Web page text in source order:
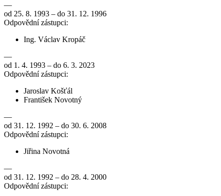
—
od 25. 8. 1993 – do 31. 12. 1996
Odpovědní zástupci:
Ing. Václav Kropáč
—
od 1. 4. 1993 – do 6. 3. 2023
Odpovědní zástupci:
Jaroslav Košťál
František Novotný
—
od 31. 12. 1992 – do 30. 6. 2008
Odpovědní zástupci:
Jiřina Novotná
—
od 31. 12. 1992 – do 28. 4. 2000
Odpovědní zástupci: